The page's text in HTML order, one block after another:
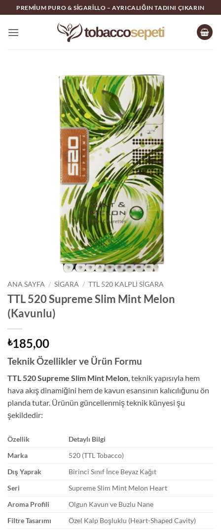
İçeriğe
atla
PREMIUM PURO & SIGARILLO – AYRICALIĞIN TADINI ÇIKARIN
ANA SAYFA / SIGARA / TTL 520 KALPLI SIGARA
TTL 520 Supreme Slim Mint Melon
(Kavunlu)
₺185,00
Teknik Özellikler ve Ürün Formu
TTL 520 Supreme Slim Mint Melon, teknik yapısıyla hem
hava akış dinamiğini hem de kavun esansının kalıcılığunu ön
planda tutar. Ürünün güncellenmiş teknik künyesi şu
şekildedir:
Özellik
Detaylı Bilgi
Marka
520 (TTL Tobacco)
Dış Yaprak
Birinci Sınıf İnce Beyaz Kağıt
Seri
Supreme Slim Mint Melon Heart
Aroma Profili
Olgun Kavun ve Buzlu Nane
Filtre Tasarımı
Özel Kalp Boşluklu (Heart-Shaped Cavity)